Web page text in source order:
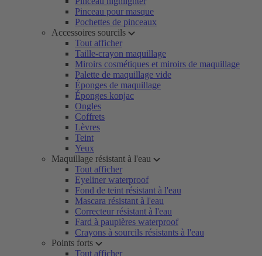
Pinceau pour masque
Pochettes de pinceaux
Accessoires sourcils
Tout afficher
Taille-crayon maquillage
Miroirs cosmétiques et miroirs de maquillage
Palette de maquillage vide
Éponges de maquillage
Éponges konjac
Ongles
Coffrets
Lèvres
Teint
Yeux
Maquillage résistant à l'eau
Tout afficher
Eyeliner waterproof
Fond de teint résistant à l'eau
Mascara résistant à l'eau
Correcteur résistant à l'eau
Fard à paupières waterproof
Crayons à sourcils résistants à l'eau
Points forts
Tout afficher